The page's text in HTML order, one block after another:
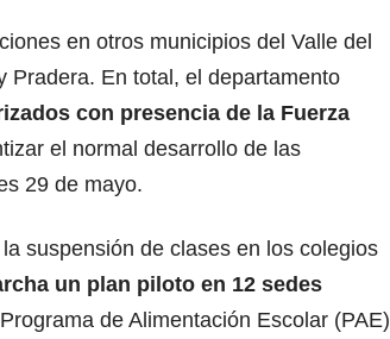
en otros municipios del Valle del
Pradera. En total, el departamento
con presencia de la Fuerza
el normal desarrollo de las
29 de mayo.
suspensión de clases en los colegios
un plan piloto en 12 sedes
de Alimentación Escolar (PAE)